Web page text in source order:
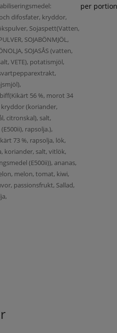
difosfater, kryddor,
Sojaspett(Vatten,
SOJABÖNMJÖL,
SOJASÅS (vatten,
VETE), potatismjöl,
56 %, morot 34
kryddor (koriander,
citronskal), salt,
rapsolja.),
73 %, rapsolja, lök,
koriander, salt, vitlök,
(E500ii)), ananas,
melon, tomat, kiwi,
passionsfrukt, Sallad,
per